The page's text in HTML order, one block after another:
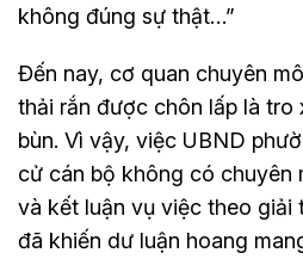
không đúng sự thật…”
Đến nay, cơ quan chuyên
thải rắn được chôn lấp là tro
bùn. Vì vậy, việc UBND
cử cán bộ không có chuyên
và kết luận vụ việc theo giải
đã khiến dư luận hoang